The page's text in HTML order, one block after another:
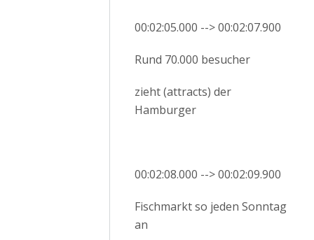
00:02:05.000 --> 00:02:07.900
Rund 70.000 besucher
zieht (attracts) der
Hamburger
00:02:08.000 --> 00:02:09.900
Fischmarkt so jeden Sonntag
an